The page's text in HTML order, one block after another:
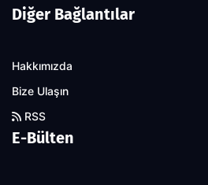
Diğer Bağlantılar
Hakkımızda
Bize Ulaşın
RSS
E-Bülten